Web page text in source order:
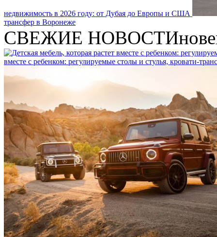
недвижимость в 2026 году: от Дубая до Европы и США
трансфер в Воронеже
СВЕЖИЕ НОВОСТИ
вместе с ребенком: регулируемые столы и стулья, кровати-